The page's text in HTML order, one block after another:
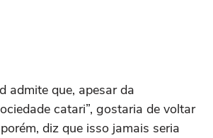
admite que, apesar da
catari”, gostaria de voltar
porém, diz que isso jamais seria